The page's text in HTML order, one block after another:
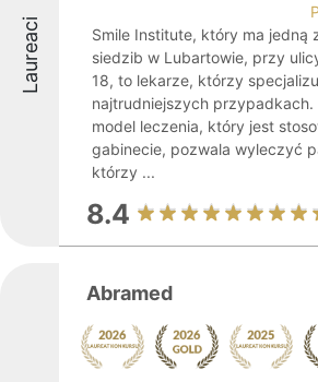
Laureaci
Smile Institute, który ma jedną
siedzib w Lubartowie, przy
18, to lekarze, którzy
najtrudniejszych przypadkach.
model leczenia, który jest
gabinecie, pozwala wyleczyć
którzy ...
8.4
Abramed